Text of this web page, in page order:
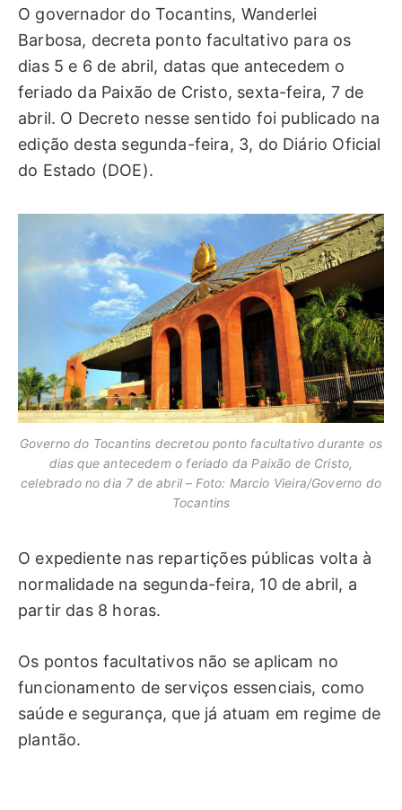
O governador do Tocantins, Wanderlei
Barbosa, decreta ponto facultativo para os
dias 5 e 6 de abril, datas que antecedem o
feriado da Paixão de Cristo, sexta-feira, 7 de
abril. O Decreto nesse sentido foi publicado na
edição desta segunda-feira, 3, do Diário Oficial
do Estado (DOE).
Governo do Tocantins decretou ponto facultativo durante os
dias que antecedem o feriado da Paixão de Cristo,
celebrado no dia 7 de abril – Foto: Marcio Vieira/Governo do
Tocantins
O expediente nas repartições públicas volta à
normalidade na segunda-feira, 10 de abril, a
partir das 8 horas.
Os pontos facultativos não se aplicam no
funcionamento de serviços essenciais, como
saúde e segurança, que já atuam em regime de
plantão.